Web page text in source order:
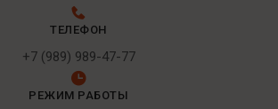
ТЕЛЕФОН
+7 (989) 989-47-77
РЕЖИМ РАБОТЫ